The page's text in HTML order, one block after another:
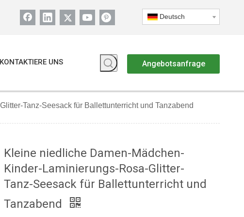
Deutsch
KONTAKTIERE UNS Angebotsanfrage
Tanz-Seesack für Ballettunterricht und Tanzabend
Kleine niedliche Damen-Mädchen-
Kinder-Laminierungs-Rosa-Glitter-
Tanz-Seesack für Ballettunterricht und
Tanzabend